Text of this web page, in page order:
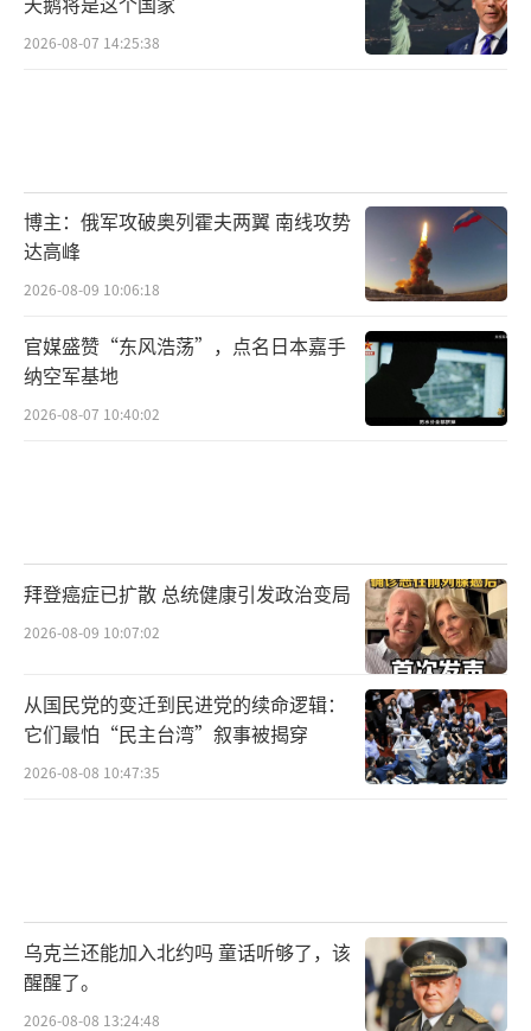
方和解中心（隶属俄国防部）副主任奥列格·
伊格纳修克少将发布的消息称，叙利亚政府军
辆。
叙利亚反政府武装攻入阿勒颇
对于陷入动荡的叙利亚局势，一直以来反
对叙利亚政府的美国急于撇清关系。据美国有
亚反政府武装的突袭没有关系。
美国总统国家安全事务助理沙利文1日表
示，美国不会同情俄罗斯、伊朗和黎巴嫩真主
党支持的叙利亚政府，但美国也对“沙姆解放
组织”的目标和意图感到担忧。美国国务院发
言人马修·米勒则表示，美国政府不会考虑解
姆解放组织”中的任何一方，但又要设法维持
在叙利亚近1000名非法驻军，这使美国面
临“两难困境”。
2026-08-07 14:25:38
博主：俄军攻破奥列霍夫两翼 南线攻势
达高峰
2026-08-09 10:06:18
官媒盛赞“东风浩荡”，点名日本嘉手
纳空军基地
2026-08-07 10:40:02
拜登癌症已扩散 总统健康引发政治变局
2026-08-09 10:07:02
从国民党的变迁到民进党的续命逻辑：
它们最怕“民主台湾”叙事被揭穿
2026-08-08 10:47:35
乌克兰还能加入北约吗 童话听够了，该
醒醒了。
2026-08-08 13:24:48